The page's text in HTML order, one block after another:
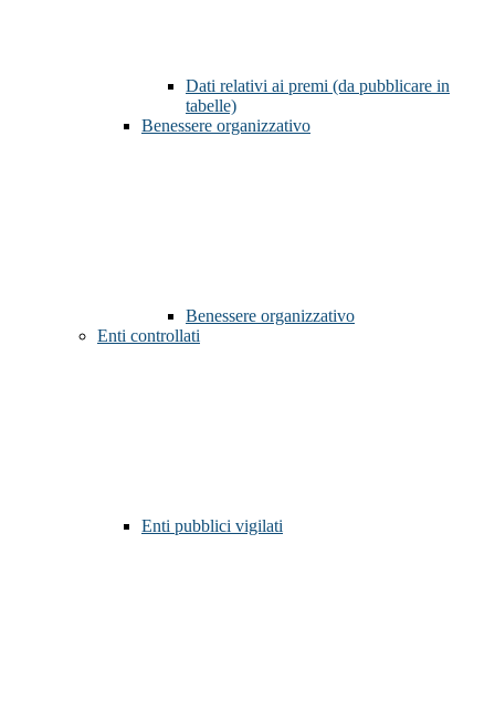
Dati relativi ai premi (da pubblicare in
tabelle)
Benessere organizzativo
Benessere organizzativo
Enti controllati
Enti pubblici vigilati